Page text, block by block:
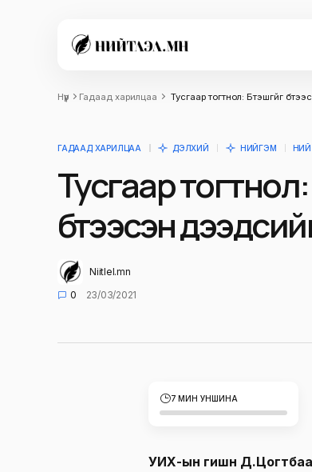
Нүүр Гадаад харилцаа Тусгаар тогтнол: Бүтэшгүйг
ГАДААД ХАРИЛЦАА ДЭЛХИЙ НИЙГЭМ
Тусгаар тогтнол:
бүтээсэн
Niitlel.mn
0
23/03/2021
7 МИН УНШИНА
УИХ-ын гишүүн